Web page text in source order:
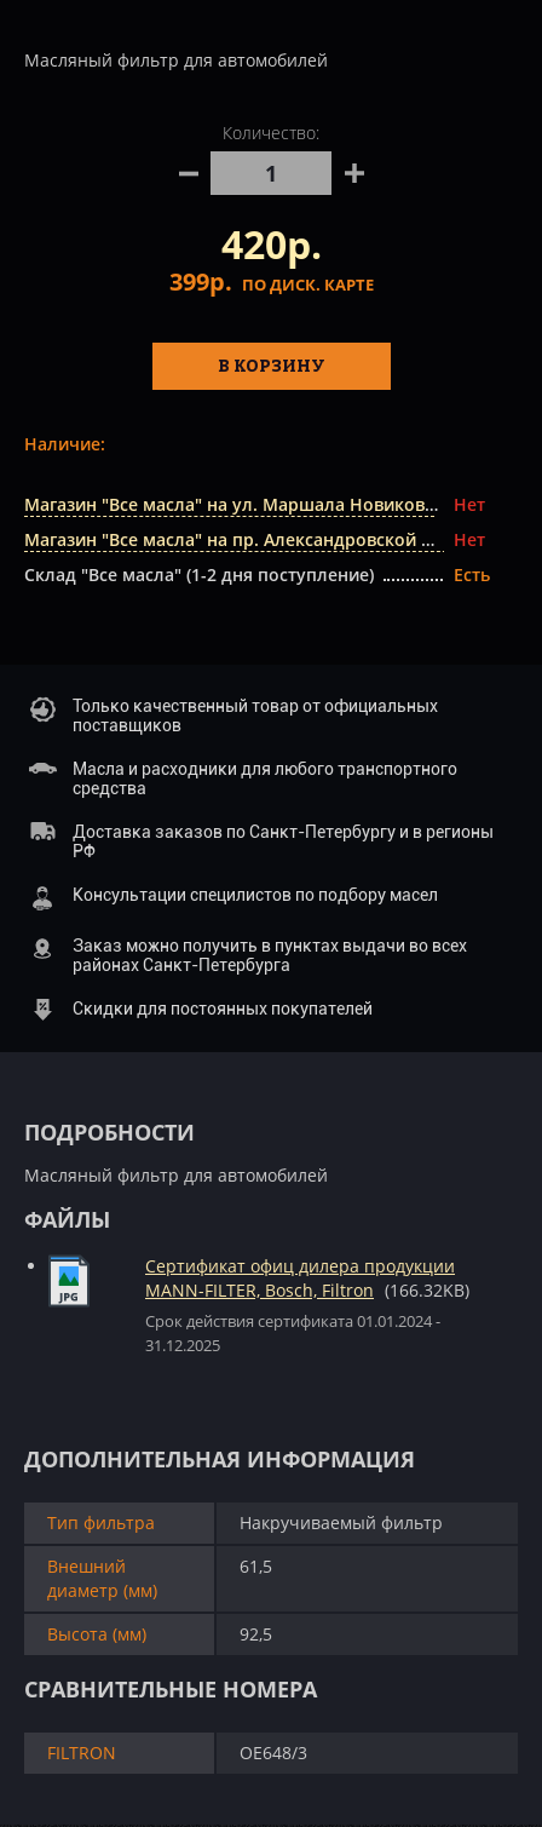
Масляный фильтр для автомобилей
Количество:
420р.
399р. ПО ДИСК. КАРТЕ
В КОРЗИНУ
Наличие:
Магазин "Все масла" на ул. Маршала Новикова
Нет
Магазин "Все масла" на пр. Александровской Фермы
Нет
Склад "Все масла" (1-2 дня поступление)
Есть
Только качественный товар от официальных
поставщиков
Масла и расходники для любого транспортного
средства
Доставка заказов по Санкт-Петербургу и в регионы
РФ
Консультации специлистов по подбору масел
Заказ можно получить в пунктах выдачи во всех
районах Санкт-Петербурга
Скидки для постоянных покупателей
ПОДРОБНОСТИ
Масляный фильтр для автомобилей
ФАЙЛЫ
Сертификат офиц дилера продукции
MANN-FILTER, Bosch, Filtron (166.32KB)
Срок действия сертификата 01.01.2024 -
31.12.2025
ДОПОЛНИТЕЛЬНАЯ ИНФОРМАЦИЯ
Тип фильтра
Накручиваемый фильтр
Внешний
диаметр (мм)
61,5
Высота (мм) 92,5
СРАВНИТЕЛЬНЫЕ НОМЕРА
FILTRON OE648/3